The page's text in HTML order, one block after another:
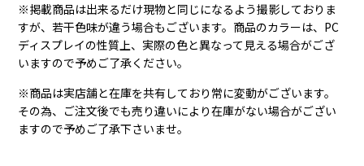
※掲載商品は出来るだけ現物と同じになるよう撮影しておりま
すが、若干色味が違う場合もございます。商品のカラーは、PC
ディスプレイの性質上、実際の色と異なって見える場合がござ
いますので予めご了承ください。
※商品は実店舗と在庫を共有しており常に変動がございます。
その為、ご注文後でも売り違いにより在庫がない場合がござい
ますので予めご了承下さいませ。